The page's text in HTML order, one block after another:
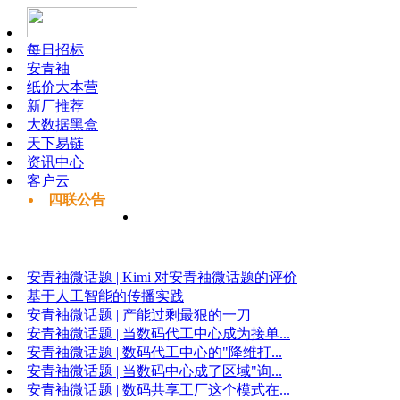
每日招标
安青袖
纸价大本营
新厂推荐
大数据黑盒
天下易链
资讯中心
客户云
四联公告
安青袖微话题 | Kimi 对安青袖微话题的评价
基于人工智能的传播实践
安青袖微话题 | 产能过剩最狠的一刀
安青袖微话题 | 当数码代工中心成为接单...
安青袖微话题 | 数码代工中心的"降维打...
安青袖微话题 | 当数码中心成了区域"询...
安青袖微话题 | 数码共享工厂这个模式在...